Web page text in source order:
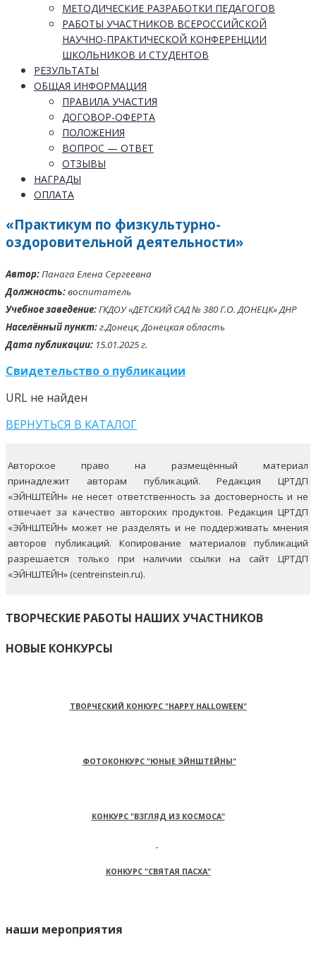
МЕТОДИЧЕСКИЕ РАЗРАБОТКИ ПЕДАГОГОВ
РАБОТЫ УЧАСТНИКОВ ВСЕРОССИЙСКОЙ
НАУЧНО-ПРАКТИЧЕСКОЙ КОНФЕРЕНЦИИ
ШКОЛЬНИКОВ И СТУДЕНТОВ
РЕЗУЛЬТАТЫ
ОБЩАЯ ИНФОРМАЦИЯ
ПРАВИЛА УЧАСТИЯ
ДОГОВОР-ОФЕРТА
ПОЛОЖЕНИЯ
ВОПРОС — ОТВЕТ
ОТЗЫВЫ
НАГРАДЫ
ОПЛАТА
«Практикум по физкультурно-
оздоровительной деятельности»
Автор:Панага Елена Сергеевна
Должность:воспитатель
Учебное заведение:ГКДОУ «ДЕТСКИЙ САД № 380 Г.О. ДОНЕЦК» ДНР
Населённый пункт:г.Донецк, Донецкая область
Дата публикации: 15.01.2025 г.
Свидетельство о публикации
URL не найден
ВЕРНУТЬСЯ В КАТАЛОГ
Авторское право на размещённый материал
принадлежит авторам публикаций. Редакция ЦРТДП
«ЭЙНШТЕЙН» не несет ответственность за достоверность и не
отвечает за качество авторских продуктов. Редакция ЦРТДП
«ЭЙНШТЕЙН» может не разделять и не поддерживать мнения
авторов публикаций. Копирование материалов публикаций
разрешается только при наличии ссылки на сайт ЦРТДП
«ЭЙНШТЕЙН» (centreinstein.ru).
ТВОРЧЕСКИЕ РАБОТЫ НАШИХ УЧАСТНИКОВ
НОВЫЕ КОНКУРСЫ
ТВОРЧЕСКИЙ КОНКУРС "HAPPY HALLOWEEN"
ФОТОКОНКУРС "ЮНЫЕ ЭЙНШТЕЙНЫ"
КОНКУРС "ВЗГЛЯД ИЗ КОСМОСА"
КОНКУРС "СВЯТАЯ ПАСХА"
наши мероприятия